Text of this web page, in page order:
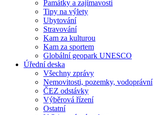
Památky a zajímavosti
Tipy na výlety
Ubytování
Stravování
Kam za kulturou
Kam za sportem
Globální geopark UNESCO
Úřední deska
Všechny zprávy
Nemovitosti, pozemky, vodoprávní
ČEZ odstávky
Výběrová řízení
Ostatní